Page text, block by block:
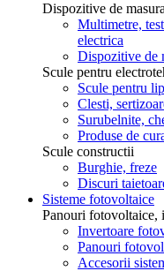
Dispozitive de
Multimetre,
electrica
Dispozitive de
Scule pentru
Scule pentru
Clesti,
Surubelnite,
Produse de
Scule constructii
Burghie, freze
Discuri
Sisteme fotovoltaice
Panouri fotovoltaice,
Invertoare
Panouri
Accesorii